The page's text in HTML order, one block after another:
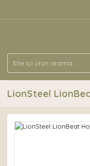
LionSteel